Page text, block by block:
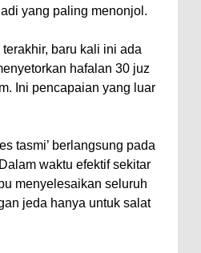
yang paling menonjol.
baru kali ini ada
hafalan 30 juz
Ini pencapaian yang luar
tasmi’ berlangsung pada
waktu efektif sekitar
menyelesaikan seluruh
jeda hanya untuk salat